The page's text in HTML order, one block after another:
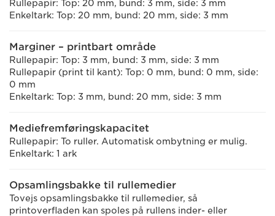
Rullepapir: Top: 20 mm, bund: 3 mm, side: 3 mm
Enkeltark: Top: 20 mm, bund: 20 mm, side: 3 mm
Marginer – printbart område
Rullepapir: Top: 3 mm, bund: 3 mm, side: 3 mm
Rullepapir (print til kant): Top: 0 mm, bund: 0 mm, side:
0 mm
Enkeltark: Top: 3 mm, bund: 20 mm, side: 3 mm
Mediefremføringskapacitet
Rullepapir: To ruller. Automatisk ombytning er mulig.
Enkeltark: 1 ark
Opsamlingsbakke til rullemedier
Tovejs opsamlingsbakke til rullemedier, så
printoverfladen kan spoles på rullens inder- eller